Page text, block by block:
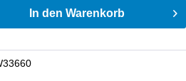
In den Warenkorb